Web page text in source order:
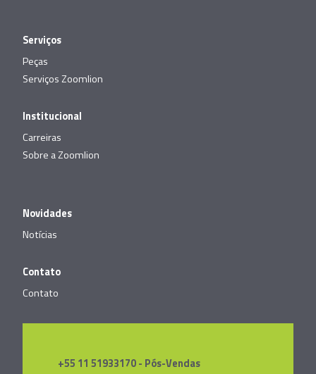
Serviços
Peças
Serviços Zoomlion
Institucional
Carreiras
Sobre a Zoomlion
Novidades
Notícias
Contato
Contato
+55 11 51933170 - Pós-Vendas